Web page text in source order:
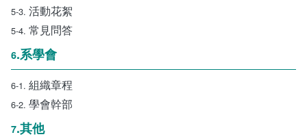
5-3. 活動花絮
5-4. 常見問答
6.系學會
6-1. 組織章程
6-2. 學會幹部
7.其他